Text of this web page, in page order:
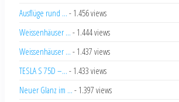
Ausflüge rund ... - 1.456 views
Weissenhäuser ... - 1.444 views
Weissenhäuser ... - 1.437 views
TESLA S 75D –... - 1.433 views
Neuer Glanz im ... - 1.397 views